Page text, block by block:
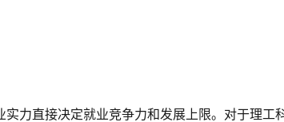
力直接决定就业竞争力和发展上限。对于理工